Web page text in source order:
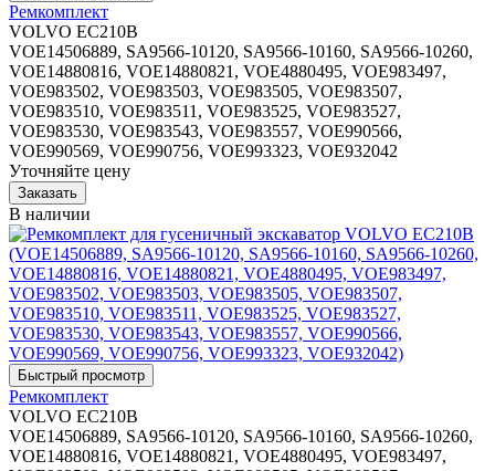
Ремкомплект
VOLVO EC210B
VOE14506889, SA9566-10120, SA9566-10160, SA9566-10260,
VOE14880816, VOE14880821, VOE4880495, VOE983497,
VOE983502, VOE983503, VOE983505, VOE983507,
VOE983510, VOE983511, VOE983525, VOE983527,
VOE983530, VOE983543, VOE983557, VOE990566,
VOE990569, VOE990756, VOE993323, VOE932042
Уточняйте цену
В наличии
Ремкомплект
VOLVO EC210B
VOE14506889, SA9566-10120, SA9566-10160, SA9566-10260,
VOE14880816, VOE14880821, VOE4880495, VOE983497,